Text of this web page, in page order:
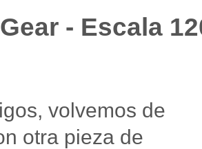
- Escala
volvemos de
otra pieza de